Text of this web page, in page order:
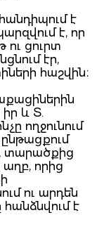
է
է, որ
ու ցուրտ
էր,
հաշվին։
և Տ.
ողջունում
տարածքից
որից
ու արդեն
է